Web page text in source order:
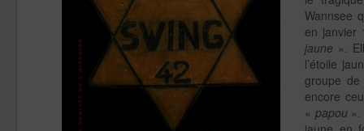
Wannsee
en janvier
jaune ».
l’étoile
groupe
encore
« papou».